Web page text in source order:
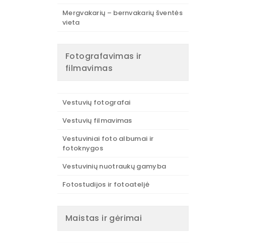
Mergvakarių – bernvakarių šventės
vieta
Fotografavimas ir
filmavimas
Vestuvių fotografai
Vestuvių filmavimas
Vestuviniai foto albumai ir
fotoknygos
Vestuvinių nuotraukų gamyba
Fotostudijos ir fotoateljė
Maistas ir gėrimai